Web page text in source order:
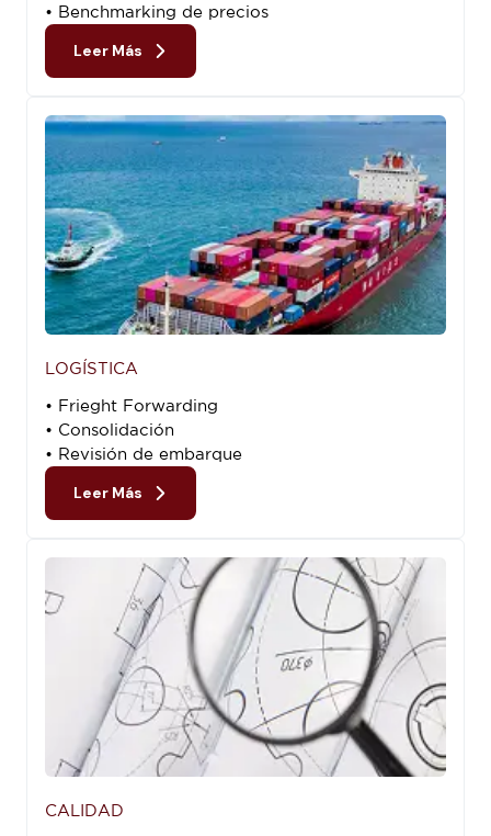
• Benchmarking de precios
Leer Más
LOGÍSTICA
• Frieght Forwarding
• Consolidación
• Revisión de embarque
Leer Más
CALIDAD